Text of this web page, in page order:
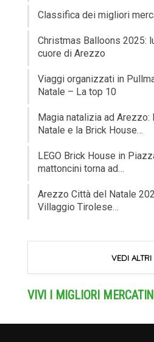
Classifica dei migliori
Christmas Balloons 2025:
cuore di Arezzo
Viaggi organizzati in
Natale – La top 10
Magia natalizia ad Arezzo:
Natale e la Brick House…
LEGO Brick House in
mattoncini torna ad…
Arezzo Città del Natale
Villaggio Tirolese…
VEDI ALTRI
VIVI I MIGLIORI